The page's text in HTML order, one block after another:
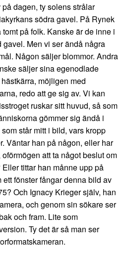
dagen, ty solens strålar
södra gavel. På Rynek
på folk. Kanske är de inne i
gavel. Men vi ser ändå några
Någon säljer blommor. Andra
säljer sina egenodlade
möjligen med
redo att ge sig av. Vi kan
ruskar sitt huvud, så som
gömmer sig ändå i
står mitt i bild, vars kropp
Väntar han på någon, eller har
att ta något beslut om
tittar han månne upp på
fönster fångar denna bild av
Och Ignacy Krieger själv, han
och genom sin sökare ser
och fram. Lite som
Ty det är så man ser